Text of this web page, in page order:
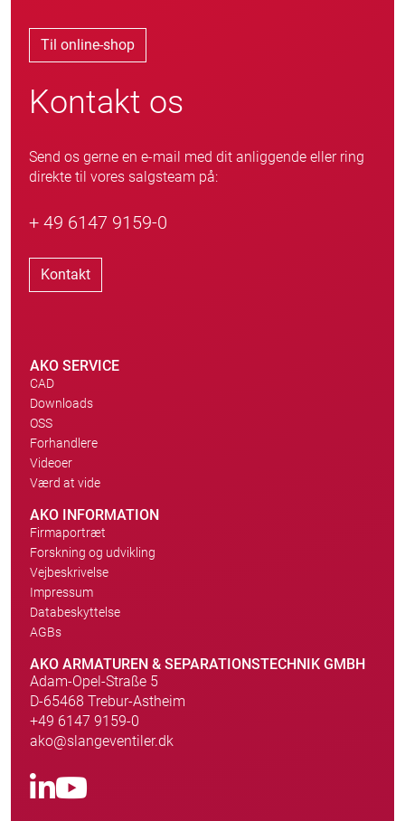
Til online-shop
Kontakt os
Send os gerne en e-mail med dit anliggende eller ring
direkte til vores salgsteam på:
+ 49 6147 9159-0
Kontakt
AKO SERVICE
CAD
Downloads
OSS
Forhandlere
Videoer
Værd at vide
AKO INFORMATION
Firmaportræt
Forskning og udvikling
Vejbeskrivelse
Impressum
Databeskyttelse
AGBs
AKO ARMATUREN & SEPARATIONSTECHNIK GMBH
Adam-Opel-Straße 5
D-65468 Trebur-Astheim
+49 6147 9159-0
ako@slangeventiler.dk